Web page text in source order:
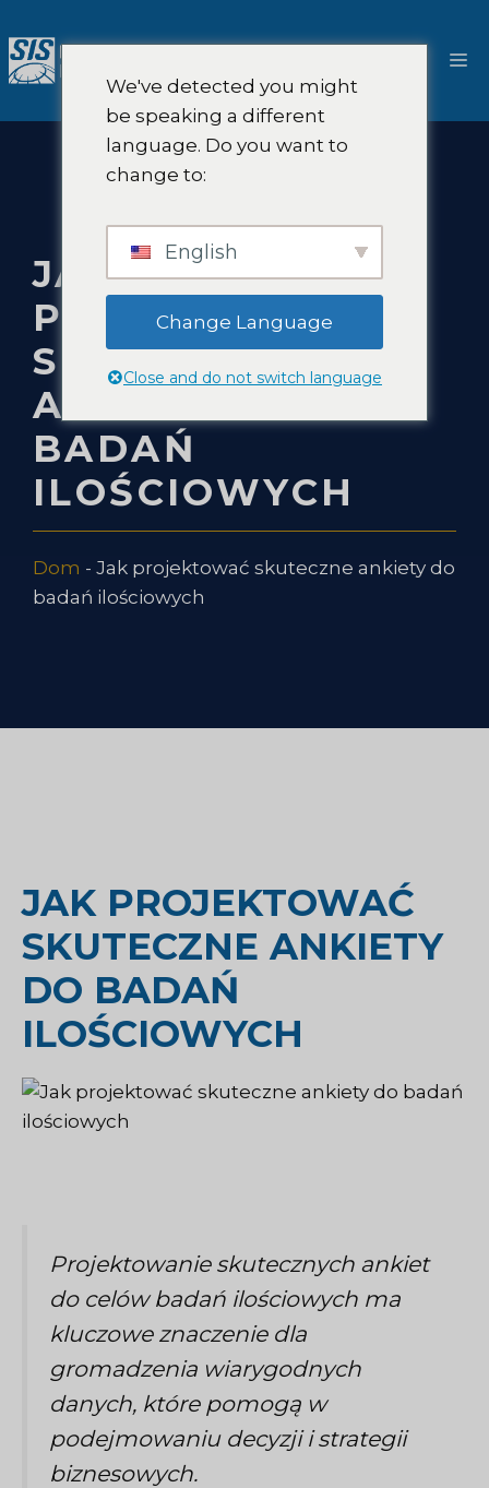
do
treści
JAK
PROJEKTOWAĆ
SKUTECZNE
ANKIETY DO
BADAŃ
ILOŚCIOWYCH
Dom - Jak projektować skuteczne ankiety do
badań ilościowych
JAK PROJEKTOWAĆ
SKUTECZNE ANKIETY
DO BADAŃ
ILOŚCIOWYCH
Projektowanie skutecznych ankiet
do celów badań ilościowych ma
kluczowe znaczenie dla
gromadzenia wiarygodnych
danych, które pomogą w
podejmowaniu decyzji i strategii
biznesowych.
We've detected you might
be speaking a different
language. Do you want to
change to:
English
Change Language
Close and do not switch language